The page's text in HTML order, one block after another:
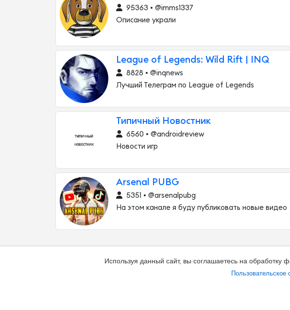
95363 • @imms1337
Описание украли
League of Legends: Wild Rift | INQ
8828 • @inqnews
Лучший Телеграм по League of Legends
Типичный Новостник
6560 • @androidreview
Новости игр
Arsenal PUBG
5351 • @arsenalpubg
На этом канале я буду публиковать новые видео
Используя данный сайт, вы соглашаетесь на
Пользовательское